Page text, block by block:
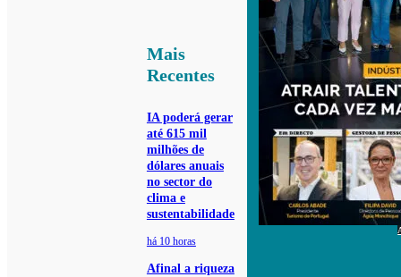
Mais
Recentes
IA poderá gerar
até 615 mil
milhões de
dólares anuais
no sector do
clima e
sustentabilidade
há 10 horas
Afinal a riqueza